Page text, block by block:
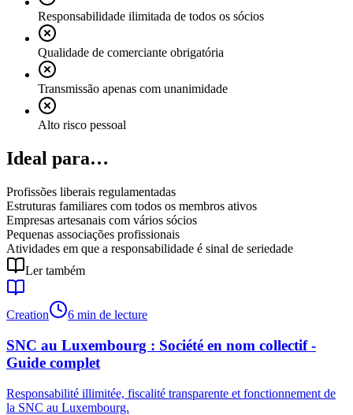
Responsabilidade ilimitada de todos os sócios
Qualidade de comerciante obrigatória
Transmissão apenas com unanimidade
Alto risco pessoal
Ideal para…
Profissões liberais regulamentadas
Estruturas familiares com todos os membros ativos
Empresas artesanais com vários sócios
Pequenas associações profissionais
Atividades em que a responsabilidade é sinal de seriedade
Ler também
Creation 6 min de lecture
SNC au Luxembourg : Société en nom collectif -
Guide complet
Responsabilité illimitée, fiscalité transparente et fonctionnement de
la SNC au Luxembourg.